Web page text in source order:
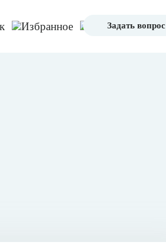
Задать вопрос